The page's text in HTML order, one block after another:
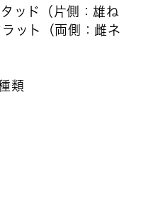
ッド（片側：雄ね
ット（両側：雌ネ
類